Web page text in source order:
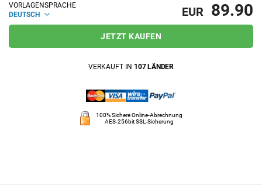
VORLAGENSPRACHE
DEUTSCH
EUR 89.90
JETZT KAUFEN
VERKAUFT IN 107 LÄNDER
100% Sichere Online-Abrechnung
AES-256bit SSL-Sicherung